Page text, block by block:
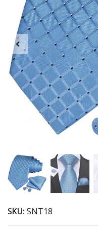
SKU: SNT18